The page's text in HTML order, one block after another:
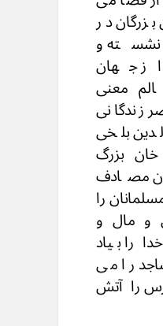
بزرگان در
و
از جهان
معنی
زندگانی
بلخی
بزرگ
مصادف
را
و مال و
را بیاد
را می
را آتش